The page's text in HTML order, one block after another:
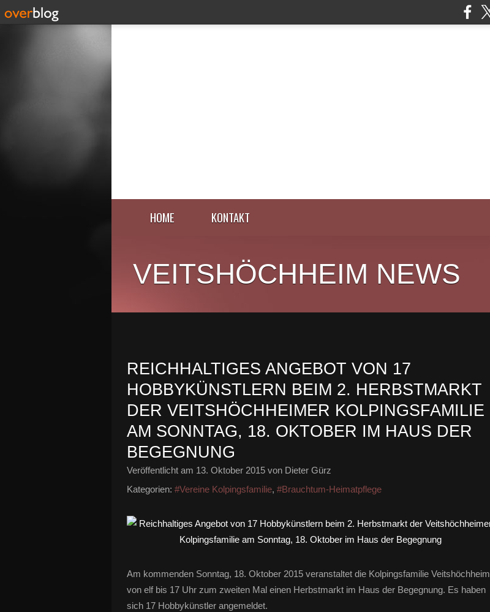
HOME KONTAKT
VEITSHÖCHHEIM NEWS
REICHHALTIGES ANGEBOT VON 17
HOBBYKÜNSTLERN BEIM 2. HERBSTMARKT
DER VEITSHÖCHHEIMER KOLPINGSFAMILIE
AM SONNTAG, 18. OKTOBER IM HAUS DER
BEGEGNUNG
Veröffentlicht am 13. Oktober 2015 von Dieter Gürz
Kategorien: #Vereine Kolpingsfamilie, #Brauchtum-Heimatpflege
Am kommenden Sonntag, 18. Oktober 2015 veranstaltet die Kolpingsfamilie Veitshöchheim
von elf bis 17 Uhr zum zweiten Mal einen Herbstmarkt im Haus der Begegnung. Es haben
sich 17 Hobbykünstler angemeldet.